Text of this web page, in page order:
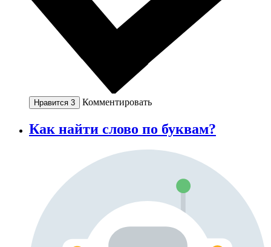
Нравится 3 Комментировать
Как найти слово по буквам?